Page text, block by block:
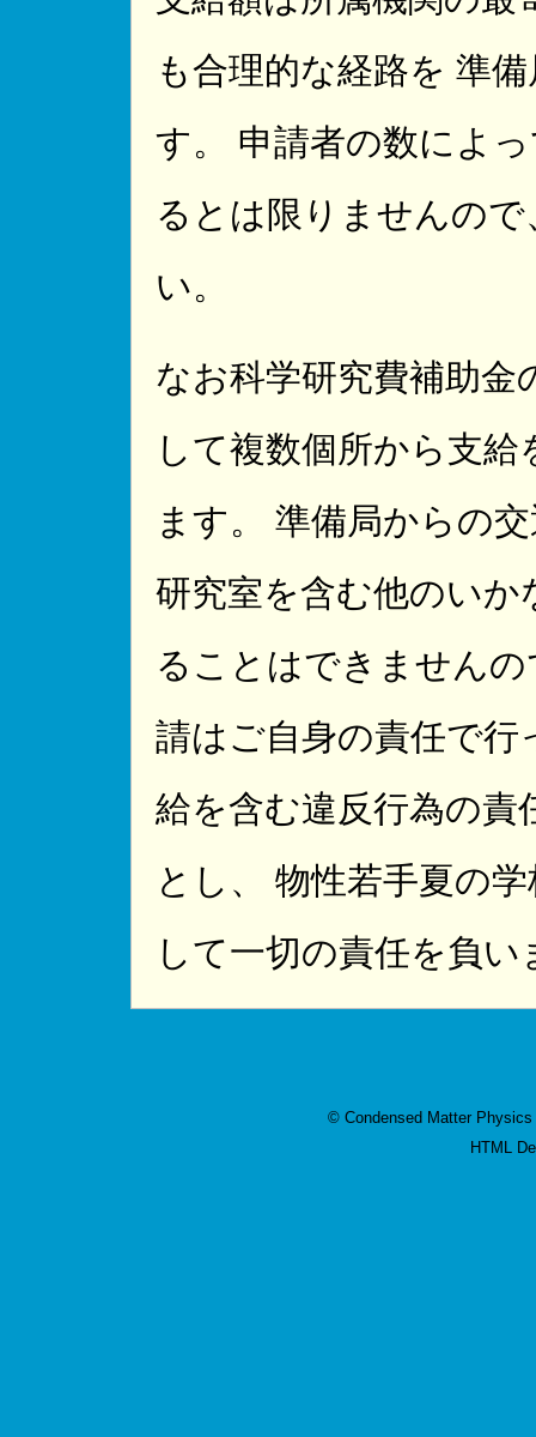
も合理的な経路を 準
す。 申請者の数によ
るとは限りませんの
い。
なお科学研究費補助金
して複数個所から支
ます。 準備局からの
研究室を含む他のい
ることはできません
請はご自身の責任で行
給を含む違反行為の責
とし、 物性若手夏の
して一切の責任を負
© Condensed Matter
HTML